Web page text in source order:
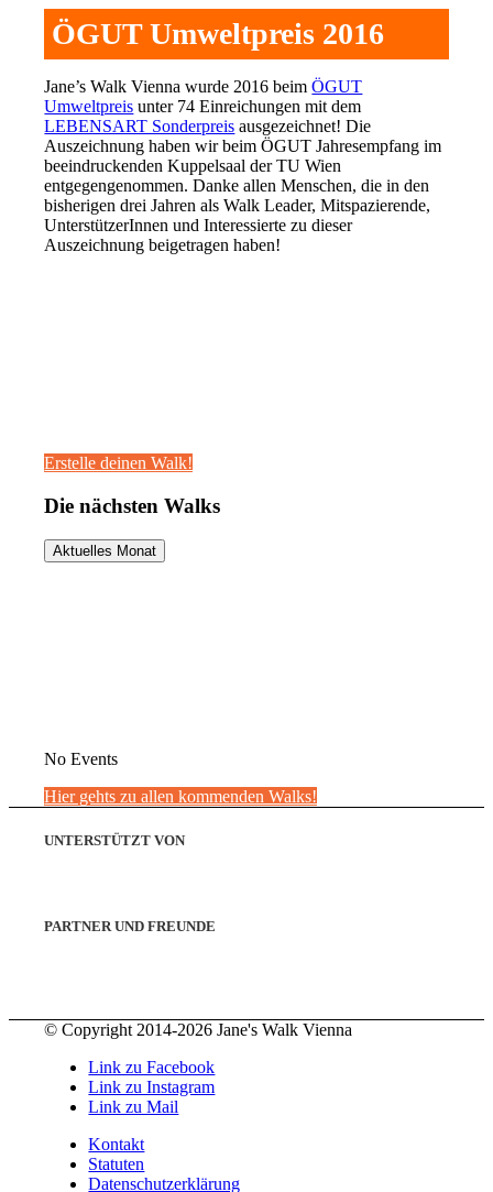
ÖGUT Umweltpreis 2016
Jane’s Walk Vienna wurde 2016 beimÖGUT
Umweltpreis unter 74 Einreichungen mit dem
LEBENSART Sonderpreis ausgezeichnet! Die
Auszeichnung haben wir beim ÖGUT Jahresempfang im
beeindruckenden Kuppelsaal der TU Wien
entgegengenommen. Danke allen Menschen, die in den
bisherigen drei Jahren als Walk Leader, Mitspazierende,
UnterstützerInnen und Interessierte zu dieser
Auszeichnung beigetragen haben!
Erstelle deinen Walk!
Die nächsten Walks
Aktuelles Monat
No Events
Hier gehts zu allen kommenden Walks!
UNTERSTÜTZT VON
PARTNER UND FREUNDE
© Copyright 2014-2026 Jane's Walk Vienna
Link zu Facebook
Link zu Instagram
Link zu Mail
Kontakt
Statuten
Datenschutzerklärung